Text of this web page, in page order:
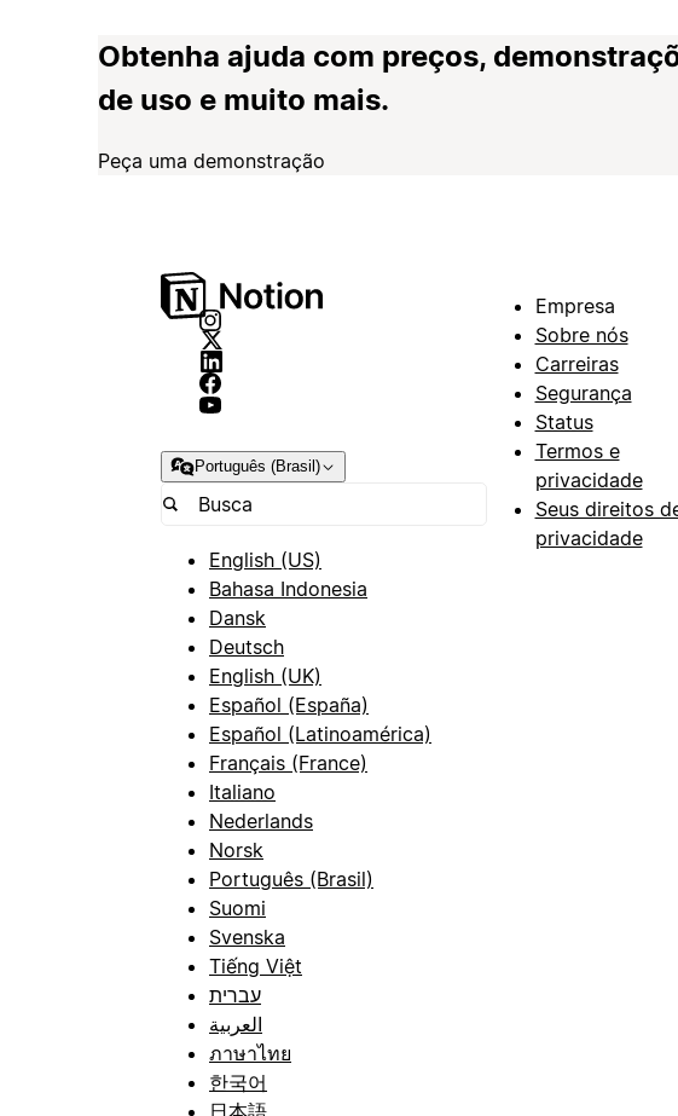
Obtenha ajuda com preços,
de uso e muito mais.
Peça uma demonstração
Português (Brasil)
English (US)
Bahasa Indonesia
Dansk
Deutsch
English (UK)
Español (España)
Español (Latinoamérica)
Français (France)
Italiano
Nederlands
Norsk
Português (Brasil)
Suomi
Svenska
Tiếng Việt
עברית
العربية
ภาษาไทย
한국어
Empresa
Sobre nós
Carreiras
Segurança
Status
Termos e
privacidade
Seus direitos
privacidade